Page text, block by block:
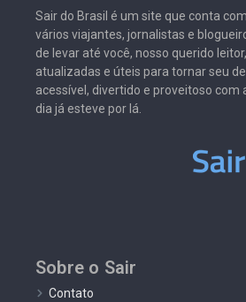
Sair do Brasil é um site que conta
vários viajantes, jornalistas e
de levar até você, nosso querido
atualizadas e úteis para tornar seu
acessível, divertido e proveitoso com
dia já esteve por lá.
Sobre o Sair
Contato